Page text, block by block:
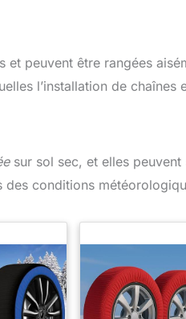
et peuvent être rangées
l’installation de
sur sol sec, et elles peuvent
conditions